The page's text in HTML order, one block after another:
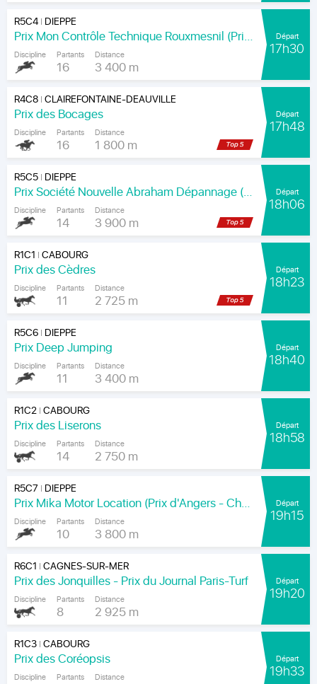
R5C4| DIEPPE
Prix Mon Contrôle Technique Rouxmesnil (Prix Jean de la Rochefoucauld)
Discipline Partants
16
Distance
3 400 m
Départ
17h30
R4C8|CLAIREFONTAINE-DEAUVILLE
Prix des Bocages
Discipline Partants
16
Distance
1 800 m
Départ
17h48
R5C5| DIEPPE
Prix Société Nouvelle Abraham Dépannage (Prix Arenice)
Discipline Partants
14
Distance
3 900 m
Départ
18h06
R1C1 |CABOURG
Prix des Cèdres
Discipline Partants
11
Distance
2 725 m
Départ
18h23
R5C6| DIEPPE
Prix Deep Jumping
Discipline Partants
11
Distance
3 400 m
Départ
18h40
R1C2|CABOURG
Prix des Liserons
Discipline Partants
14
Distance
2 750 m
Départ
18h58
R5C7 | DIEPPE
Prix Mika Motor Location (Prix d'Angers - Chamionnat Paris-Turf des Apprentis-Jeunes-Jockeys)
Discipline Partants
10
Distance
3 800 m
Départ
19h15
R6C1 |CAGNES-SUR-MER
Prix des Jonquilles - Prix du Journal Paris-Turf
Discipline Partants
8
Distance
2 925 m
Départ
19h20
R1C3|CABOURG
Prix des Coréopsis
Discipline Partants Distance
Départ
19h33